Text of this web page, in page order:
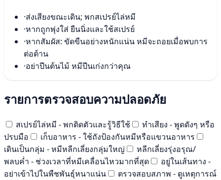
·ส่งเสียงขณะเดิน; พกสเปรย์ไล่หมี
·หากถูกพุ่งใส่ ยืนนิ่งและใช้สเปรย์
·หากสัมผัส: ขัดขืนอย่างหนักแน่น หมีจะถอยเมื่อพบการ
ต่อต้าน
·อย่าปีนต้นไม้ หมีปีนเก่งกว่าคุณ
รายการตรวจสอบความปลอดภัย
สเปรย์ไล่หมี - พกติดตัวและรู้วิธีใช้
ทำเสียง - พูดดังๆ หรือ
ปรบมือ
เก็บอาหาร - ใช้ถังป้องกันหมีหรือแขวนอาหาร
เดินเป็นกลุ่ม - หมีหลีกเลี่ยงกลุ่มใหญ่
หลีกเลี่ยงรุ่งอรุณ/
พลบค่ำ - ช่วงเวลาที่หมีเคลื่อนไหวมากที่สุด
อยู่ในเส้นทาง -
อย่าเข้าไปในพืชพันธุ์หนาแน่น
ตรวจสอบสภาพ - ดูเหตุการณ์